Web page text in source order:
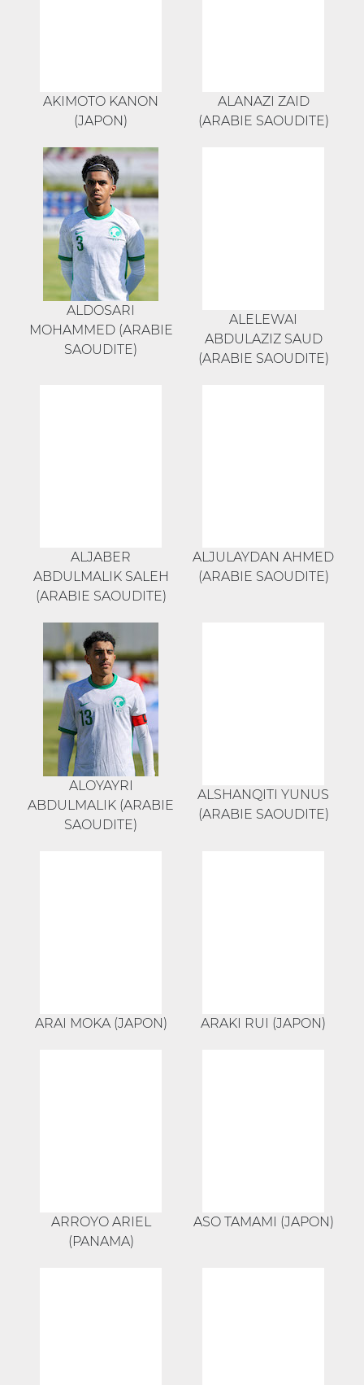
AKIMOTO KANON
(JAPON)
ALANAZI ZAID
(ARABIE SAOUDITE)
ALDOSARI
MOHAMMED (ARABIE
SAOUDITE)
ALELEWAI
ABDULAZIZ SAUD
(ARABIE SAOUDITE)
ALJABER
ABDULMALIK SALEH
(ARABIE SAOUDITE)
ALJULAYDAN AHMED
(ARABIE SAOUDITE)
ALOYAYRI
ABDULMALIK (ARABIE
SAOUDITE)
ALSHANQITI YUNUS
(ARABIE SAOUDITE)
ARAI MOKA (JAPON) ARAKI RUI (JAPON)
ARROYO ARIEL
(PANAMA)
ASO TAMAMI (JAPON)